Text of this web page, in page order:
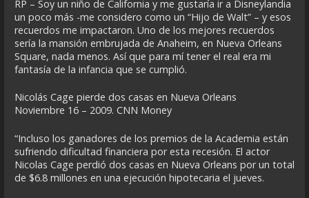
RP – Soy un niño de California y me gustaría ir a Disneylandia
un poco más -me considero como un “Hijo de Walt” – y esos
recuerdos me impactaron. Uno de los mejores recuerdos
sería la mansión embrujada de Anaheim, en Nueva Orleans
Square, nada menos. Así que para mí tener el real era mi
fantasía de la infancia que se cumplió.
Nicolás Cage pierde dos casas en Nueva Orleans
Noviembre 16 – 2009. CNN Money
“Incluso los ganadores de los premios de la Academia están
sufriendo dificultad financiera por esta recesión. El actor
Nicolas Cage perdió dos casas en Nueva Orleans por un total
de $6.8 millones en una ejecución hipotecaria el jueves.